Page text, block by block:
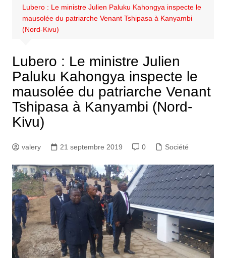
Lubero : Le ministre Julien Paluku Kahongya inspecte le
mausolée du patriarche Venant Tshipasa à Kanyambi
(Nord-Kivu)
Lubero : Le ministre Julien
Paluku Kahongya inspecte le
mausolée du patriarche Venant
Tshipasa à Kanyambi (Nord-
Kivu)
valery 21 septembre 2019 0 Société